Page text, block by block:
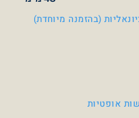
(בהזמנה מיוחדת)
אופטיות